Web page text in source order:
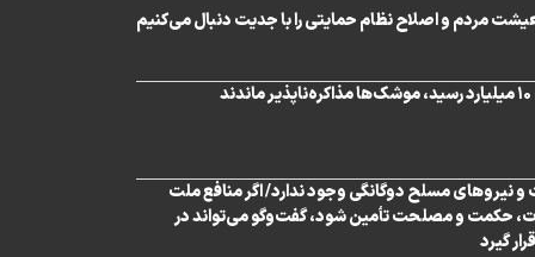
مردم و اصلاح نظام حمایتی را با جدیت دنبال می‌کنیم
نیروهای مسلح دوگانگی وجود ندارد/ اگر منافع ملت
حکمت و مصلحت تأمین شود، گفت‌و‌گو می‌تواند در
گیرد